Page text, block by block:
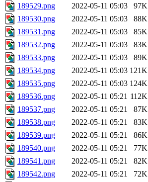
189529.png
2022-05-11 05:03
97K
189530.png
2022-05-11 05:03
88K
189531.png
2022-05-11 05:03
85K
189532.png
2022-05-11 05:03
83K
189533.png
2022-05-11 05:03
89K
189534.png
2022-05-11 05:03 121K
189535.png
2022-05-11 05:03 124K
189536.png
2022-05-11 05:21 112K
189537.png
2022-05-11 05:21
87K
189538.png
2022-05-11 05:21
83K
189539.png
2022-05-11 05:21
86K
189540.png
2022-05-11 05:21
77K
189541.png
2022-05-11 05:21
82K
189542.png
2022-05-11 05:21
72K